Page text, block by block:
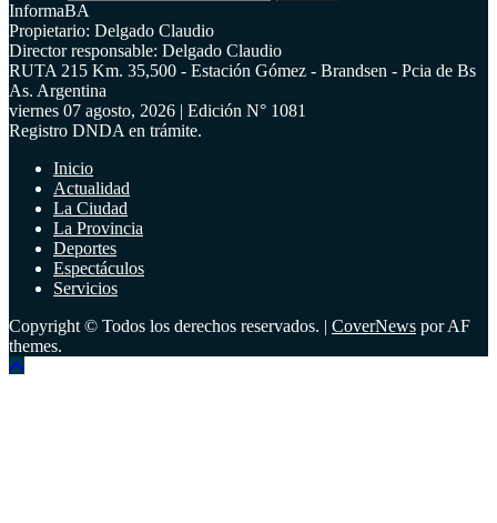
InformaBA
Propietario: Delgado Claudio
Director responsable: Delgado Claudio
RUTA 215 Km. 35,500 - Estación Gómez - Brandsen - Pcia de Bs
As. Argentina
viernes 07 agosto, 2026 | Edición N° 1081
Registro DNDA en trámite.
Inicio
Actualidad
La Ciudad
La Provincia
Deportes
Espectáculos
Servicios
Copyright © Todos los derechos reservados. | CoverNews por AF
themes.